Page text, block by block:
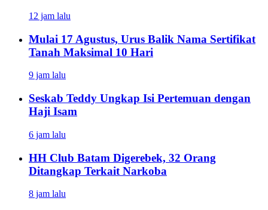
12 jam lalu
Mulai 17 Agustus, Urus Balik Nama Sertifikat
Tanah Maksimal 10 Hari
9 jam lalu
Seskab Teddy Ungkap Isi Pertemuan dengan
Haji Isam
6 jam lalu
HH Club Batam Digerebek, 32 Orang
Ditangkap Terkait Narkoba
8 jam lalu